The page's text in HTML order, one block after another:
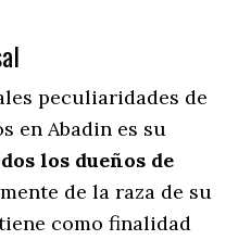
peculiaridades de
en Abadin es su
los dueños de
de la raza de su
como finalidad